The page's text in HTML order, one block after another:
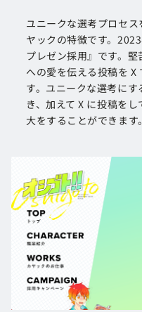
ユニークな選考プロセ
ヤックの特徴です。
プレゼン採用』です。
への愛を伝える投稿を X
す。ユニークな選考に
き、加えて X に投稿を
大をすることができます。